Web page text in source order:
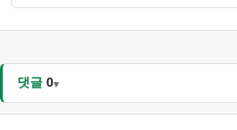
투수를 영입해서 팀 전력을 보강하
댓글 0